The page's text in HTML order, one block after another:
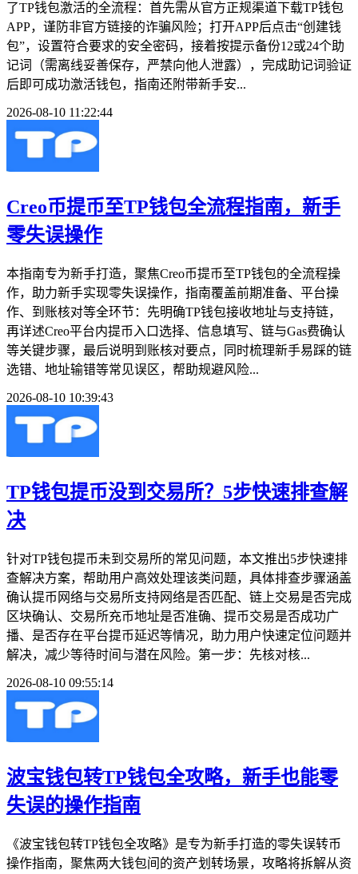
了TP钱包激活的全流程：首先需从官方正规渠道下载TP钱包
APP，谨防非官方链接的诈骗风险；打开APP后点击“创建钱
包”，设置符合要求的安全密码，接着按提示备份12或24个助
记词（需离线妥善保存，严禁向他人泄露），完成助记词验证
后即可成功激活钱包，指南还附带新手安...
2026-08-10 11:22:44
Creo币提币至TP钱包全流程指南，新手
零失误操作
本指南专为新手打造，聚焦Creo币提币至TP钱包的全流程操
作，助力新手实现零失误操作，指南覆盖前期准备、平台操
作、到账核对等全环节：先明确TP钱包接收地址与支持链，
再详述Creo平台内提币入口选择、信息填写、链与Gas费确认
等关键步骤，最后说明到账核对要点，同时梳理新手易踩的链
选错、地址输错等常见误区，帮助规避风险...
2026-08-10 10:39:43
TP钱包提币没到交易所？5步快速排查解
决
针对TP钱包提币未到交易所的常见问题，本文推出5步快速排
查解决方案，帮助用户高效处理该类问题，具体排查步骤涵盖
确认提币网络与交易所支持网络是否匹配、链上交易是否完成
区块确认、交易所充币地址是否准确、提币交易是否成功广
播、是否存在平台提币延迟等情况，助力用户快速定位问题并
解决，减少等待时间与潜在风险。第一步：先核对核...
2026-08-10 09:55:14
波宝钱包转TP钱包全攻略，新手也能零
失误的操作指南
《波宝钱包转TP钱包全攻略》是专为新手打造的零失误转币
操作指南，聚焦两大钱包间的资产划转场景，攻略将拆解从资